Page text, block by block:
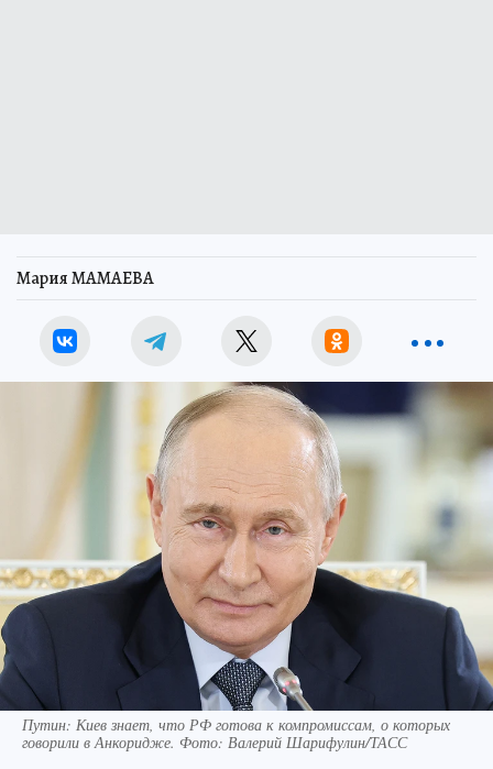
Мария МАМАЕВА
Путин: Киев знает, что РФ готова к компромиссам, о которых
говорили в Анкоридже. Фото: Валерий Шарифулин/ТАСС